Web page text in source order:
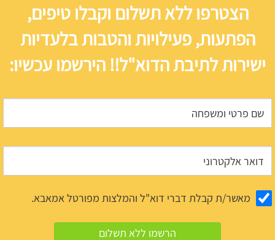
הצטרפו ללא תשלום וקבלו טיפים,
הפתעות, פעילויות והטבות בלעדיות
ישירות לתיבת הדוא"ל!! הירשמו עכשיו:
מאשר/ת קבלת דברי דוא"ל והמלצות מפורטל אמאבא.